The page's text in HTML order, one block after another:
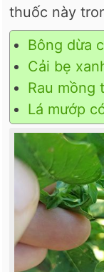
thuốc này
Bông dừa
Cải bẹ
Rau mồng
Lá mướp